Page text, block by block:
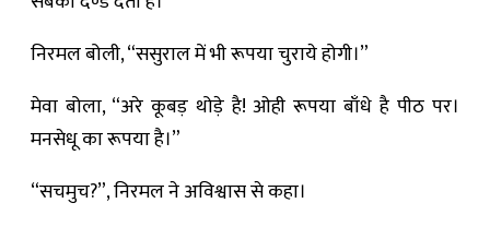
निरमल बोली, “ससुराल में भी रूपया चुराये होगी।”
मेवा बोला, “अरे कूबड़ थोड़े है! ओही रूपया बाँधे है पीठ पर।
मनसेधू का रूपया है।”
“सचमुच?”, निरमल ने अविश्वास से कहा।